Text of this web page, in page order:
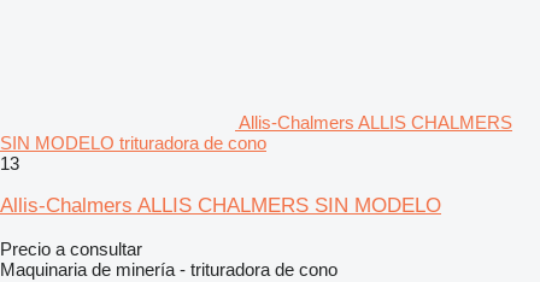
Allis-Chalmers ALLIS CHALMERS
SIN MODELO trituradora de cono
13
Allis-Chalmers ALLIS CHALMERS SIN MODELO
Precio a consultar
Maquinaria de minería - trituradora de cono